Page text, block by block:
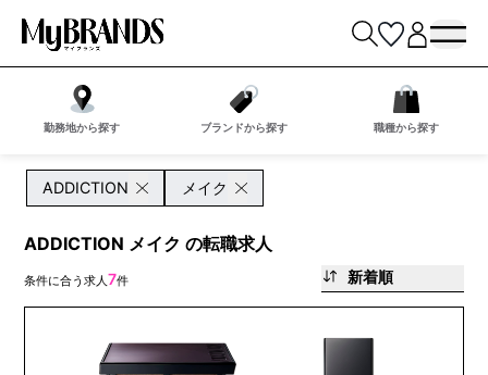
勤務地から探す ブランドから探す 職種から探す
ADDICTION メイク
ADDICTION メイク の転職求人
条件に合う求人7件 新着順